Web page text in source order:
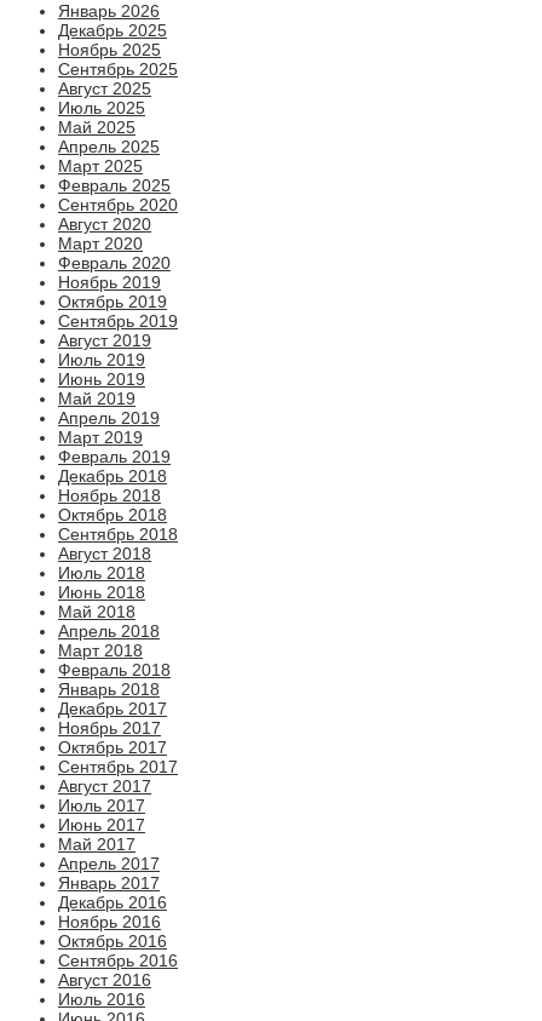
Январь 2026
Декабрь 2025
Ноябрь 2025
Сентябрь 2025
Август 2025
Июль 2025
Май 2025
Апрель 2025
Март 2025
Февраль 2025
Сентябрь 2020
Август 2020
Март 2020
Февраль 2020
Ноябрь 2019
Октябрь 2019
Сентябрь 2019
Август 2019
Июль 2019
Июнь 2019
Май 2019
Апрель 2019
Март 2019
Февраль 2019
Декабрь 2018
Ноябрь 2018
Октябрь 2018
Сентябрь 2018
Август 2018
Июль 2018
Июнь 2018
Май 2018
Апрель 2018
Март 2018
Февраль 2018
Январь 2018
Декабрь 2017
Ноябрь 2017
Октябрь 2017
Сентябрь 2017
Август 2017
Июль 2017
Июнь 2017
Май 2017
Апрель 2017
Январь 2017
Декабрь 2016
Ноябрь 2016
Октябрь 2016
Сентябрь 2016
Август 2016
Июль 2016